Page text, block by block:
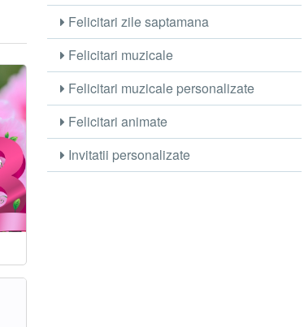
Felicitari zile saptamana
Felicitari muzicale
Felicitari muzicale personalizate
Felicitari animate
Invitatii personalizate